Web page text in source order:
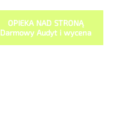
OPIEKA NAD STRONĄ
Darmowy Audyt i wycena